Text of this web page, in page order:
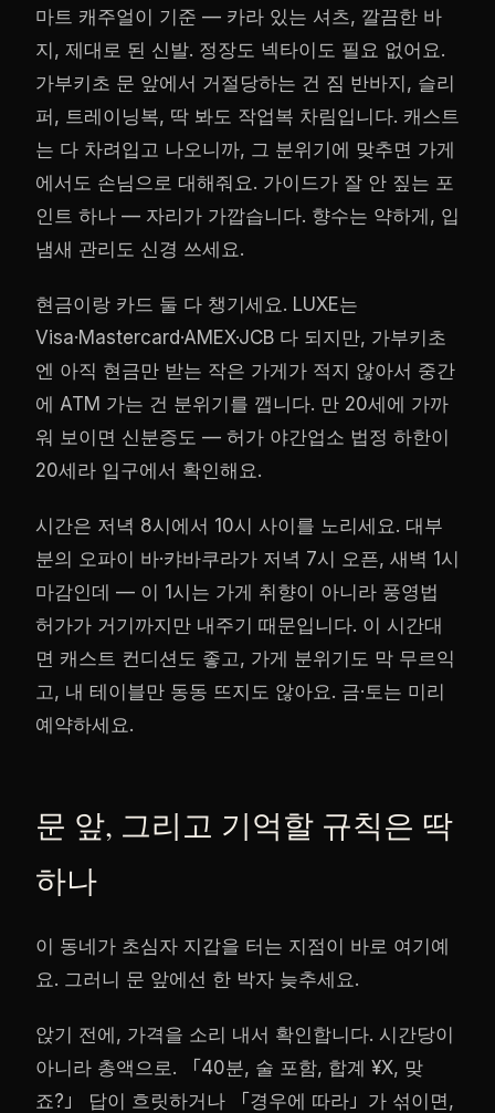
마트 캐주얼이 기준 — 카라 있는 셔츠, 깔끔한 바
지, 제대로 된 신발. 정장도 넥타이도 필요 없어요.
가부키초 문 앞에서 거절당하는 건 짐 반바지, 슬리
퍼, 트레이닝복, 딱 봐도 작업복 차림입니다. 캐스트
는 다 차려입고 나오니까, 그 분위기에 맞추면 가게
에서도 손님으로 대해줘요. 가이드가 잘 안 짚는 포
인트 하나 — 자리가 가깝습니다. 향수는 약하게, 입
냄새 관리도 신경 쓰세요.
현금이랑 카드 둘 다 챙기세요. LUXE는
Visa·Mastercard·AMEX·JCB 다 되지만, 가부키초
엔 아직 현금만 받는 작은 가게가 적지 않아서 중간
에 ATM 가는 건 분위기를 깹니다. 만 20세에 가까
워 보이면 신분증도 — 허가 야간업소 법정 하한이
20세라 입구에서 확인해요.
시간은 저녁 8시에서 10시 사이를 노리세요. 대부
분의 오파이 바·캬바쿠라가 저녁 7시 오픈, 새벽 1시
마감인데 — 이 1시는 가게 취향이 아니라 풍영법
허가가 거기까지만 내주기 때문입니다. 이 시간대
면 캐스트 컨디션도 좋고, 가게 분위기도 막 무르익
고, 내 테이블만 동동 뜨지도 않아요. 금·토는 미리
예약하세요.
문 앞, 그리고 기억할 규칙은 딱
하나
이 동네가 초심자 지갑을 터는 지점이 바로 여기예
요. 그러니 문 앞에선 한 박자 늦추세요.
앉기 전에, 가격을 소리 내서 확인합니다. 시간당이
아니라 총액으로. 「40분, 술 포함, 합계 ¥X, 맞
죠?」 답이 흐릿하거나 「경우에 따라」가 섞이면,